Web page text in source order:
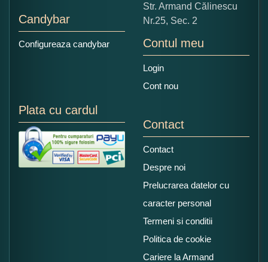
Candybar
Configureaza candybar
Str. Armand Călinescu
Nr.25, Sec. 2
Contul meu
Login
Cont nou
Plata cu cardul
Contact
Contact
Despre noi
Prelucrarea datelor cu
caracter personal
Termeni si conditii
Politica de cookie
Cariere la Armand